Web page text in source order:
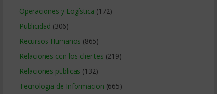
Operaciones y Logística (172)
Publicidad (306)
Recursos Humanos (865)
Relaciones con los clientes (219)
Relaciones publicas (132)
Tecnologia de Informacion (665)